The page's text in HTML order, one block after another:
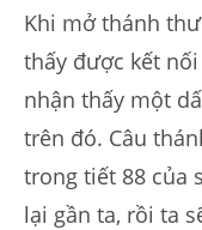
Khi mở thánh
thấy được kết
nhận thấy một
trên đó. Câu
trong tiết 88 của
lại gần ta, rồi ta